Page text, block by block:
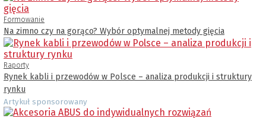
Formowanie
Na zimno czy na gorąco? Wybór optymalnej metody gięcia
Raporty
Rynek kabli i przewodów w Polsce – analiza produkcji i struktury
rynku
Artykuł sponsorowany